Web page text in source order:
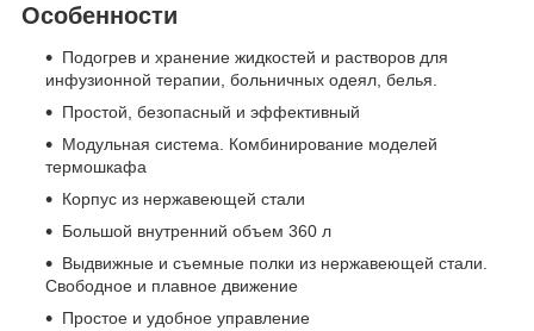
Особенности
Подогрев и хранение жидкостей и растворов для
инфузионной терапии, больничных одеял, белья.
Простой, безопасный и эффективный
Модульная система. Комбинирование моделей
термошкафа
Корпус из нержавеющей стали
Большой внутренний объем 360 л
Выдвижные и съемные полки из нержавеющей стали.
Свободное и плавное движение
Простое и удобное управление